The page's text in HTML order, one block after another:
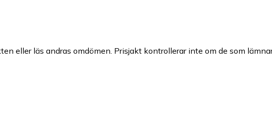
eller läs andras omdömen. Prisjakt kontrollerar inte om de som